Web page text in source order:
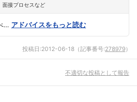
面接プロセスなど
… アドバイスをもっと読む
投稿日:2012-06-18 （記事番号:278979）
不適切な投稿として報告